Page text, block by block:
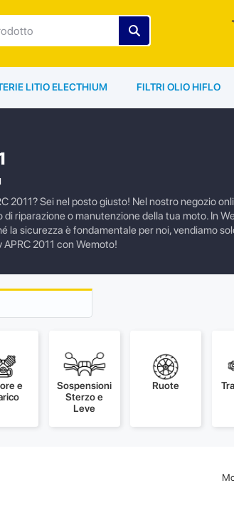
LITIO ELECTHIUM FILTRI OLIO HIFLO
2011? Sei nel posto giusto! Nel nostro negozio
riparazione o manutenzione della tua moto. In
la sicurezza è fondamentale per noi, vendiamo
2011 con Wemoto!
e
Sospensioni
Sterzo e
Leve
Ruote